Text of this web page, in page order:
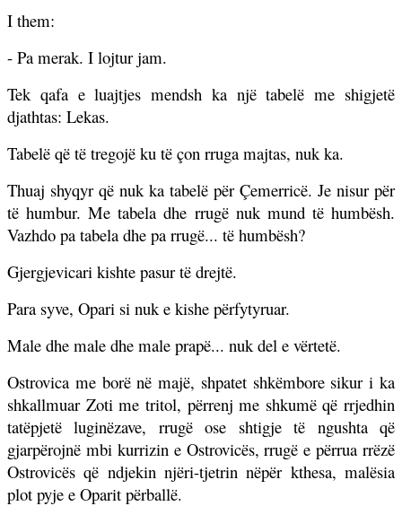
I them:
- Pa merak. I lojtur jam.
Tek qafa e luajtjes mendsh ka një tabelë me shigjetë
djathtas: Lekas.
Tabelë që të tregojë ku të çon rruga majtas, nuk ka.
Thuaj shyqyr që nuk ka tabelë për Çemerricë. Je nisur për
të humbur. Me tabela dhe rrugë nuk mund të humbësh.
Vazhdo pa tabela dhe pa rrugë... të humbësh?
Gjergjevicari kishte pasur të drejtë.
Para syve, Opari si nuk e kishe përfytyruar.
Male dhe male dhe male prapë... nuk del e vërtetë.
Ostrovica me borë në majë, shpatet shkëmbore sikur i ka
shkallmuar Zoti me tritol, përrenj me shkumë që rrjedhin
tatëpjetë luginëzave, rrugë ose shtigje të ngushta që
gjarpërojnë mbi kurrizin e Ostrovicës, rrugë e përrua rrëzë
Ostrovicës që ndjekin njëri-tjetrin nëpër kthesa, malësia
plot pyje e Oparit përballë.